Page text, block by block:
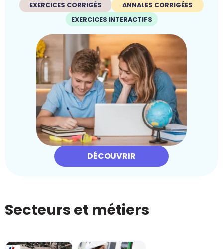
EXERCICES CORRIGÉS
ANNALES CORRIGÉES
EXERCICES INTERACTIFS
DÉCOUVRIR
Secteurs et métiers